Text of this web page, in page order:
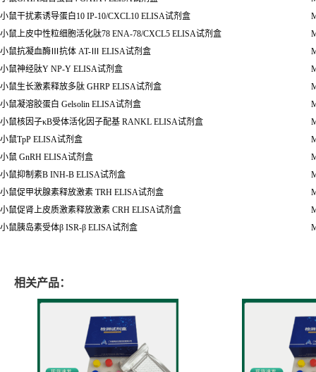
小鼠干扰素诱导蛋白 10 IP-10/CXCL10 ELISA试剂盒
小鼠上皮中性粒细胞活化肽78 ENA-78/CXCL5 ELISA试剂盒
小鼠抗凝血酶
抗体 AT- ELISA试剂盒
小鼠神经肽Y NP-Y ELISA试剂盒
小鼠生长激素释放多肽 GHRP ELISA试剂盒
小鼠凝溶胶蛋白 Gelsolin ELISA试剂盒
小鼠核因子κB受体活化因子配基 RANKL ELISA试剂盒
小鼠TpP ELISA试剂盒
小鼠 GnRH ELISA试剂盒
小鼠抑制素B INH-B ELISA试剂盒
小鼠促甲状腺素释放激素 TRH ELISA试剂盒
小鼠促肾上皮质激素释放激素 CRH ELISA试剂盒
小鼠胰岛素受体β ISR-β ELISA试剂盒
相关产品：